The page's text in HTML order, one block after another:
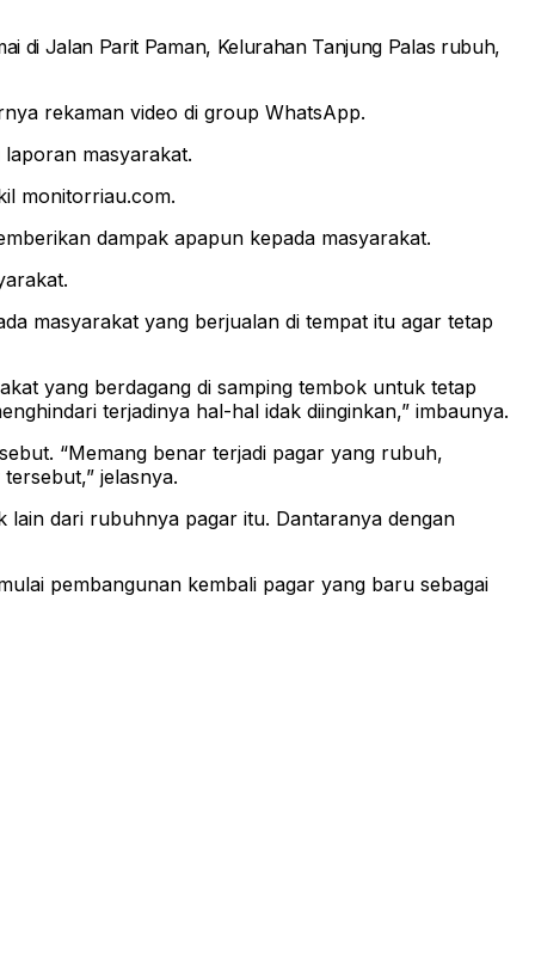
di Jalan Parit Paman, Kelurahan Tanjung Palas rubuh,
rekaman video di group WhatsApp.
masyarakat.
monitorriau.com.
dampak apapun kepada masyarakat.
masyarakat yang berjualan di tempat itu agar tetap
yang berdagang di samping tembok untuk tetap
terjadinya hal-hal idak diinginkan,” imbaunya.
“Memang benar terjadi pagar yang rubuh,
jelasnya.
lain dari rubuhnya pagar itu. Dantaranya dengan
pembangunan kembali pagar yang baru sebagai